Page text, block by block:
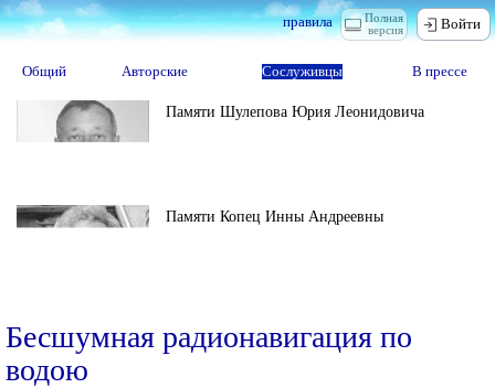
Полная
версия
правила Войти
Общий Авторские Сослуживцы В прессе
Памяти Шулепова Юрия Леонидовича
Памяти Копец Инны Андреевны
Бесшумная радионавигация по
водою